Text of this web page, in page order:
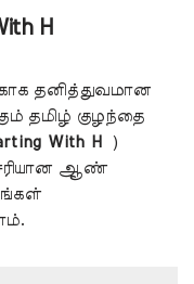
H
தனித்துவமான
தமிழ் குழந்தை
With H
)
சரியான ஆண்